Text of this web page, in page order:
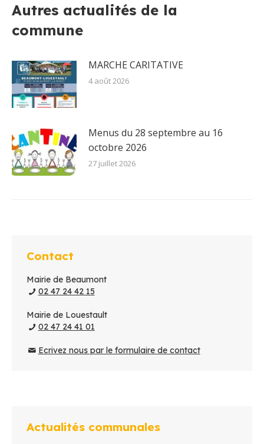
Autres actualités de la
commune
MARCHE CARITATIVE
4 août 2026
Menus du 28 septembre au 16
octobre 2026
27 juillet 2026
Contact
Mairie de Beaumont
02 47 24 42 15
Mairie de Louestault
02 47 24 41 01
Ecrivez nous par le formulaire de contact
Actualités communales